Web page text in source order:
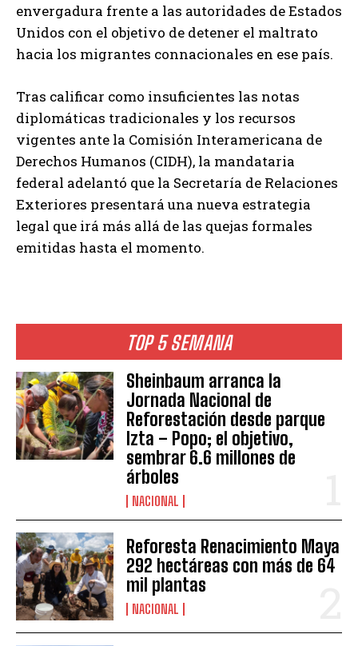
TOP 5 SEMANA
Sheinbaum arranca la
Jornada Nacional de
Reforestación desde parque
Izta – Popo; el objetivo,
sembrar 6.6 millones de
árboles
NACIONAL
Reforesta Renacimiento Maya
292 hectáreas con más de 64
mil plantas
NACIONAL
envergadura frente a las autoridades de Estados
Unidos con el objetivo de detener el maltrato
hacia los migrantes connacionales en ese país.
Tras calificar como insuficientes las notas
diplomáticas tradicionales y los recursos
vigentes ante la Comisión Interamericana de
Derechos Humanos (CIDH), la mandataria
federal adelantó que la Secretaría de Relaciones
Exteriores presentará una nueva estrategia
legal que irá más allá de las quejas formales
emitidas hasta el momento.